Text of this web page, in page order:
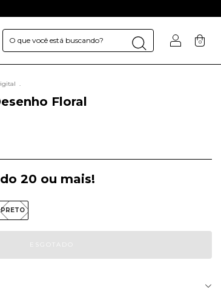
0
.
Floral
20 ou mais!